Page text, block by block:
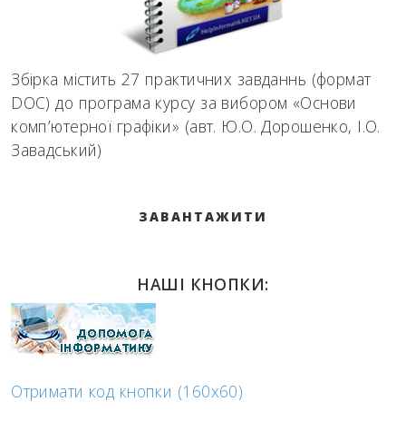
Збірка містить 27 практичних завданнь (формат
DOC) до програма курсу за вибором «Основи
комп’ютерної графіки» (авт. Ю.О. Дорошенко, І.О.
Завадський)
ЗАВАНТАЖИТИ
НАШІ КНОПКИ:
Отримати код кнопки (160x60)